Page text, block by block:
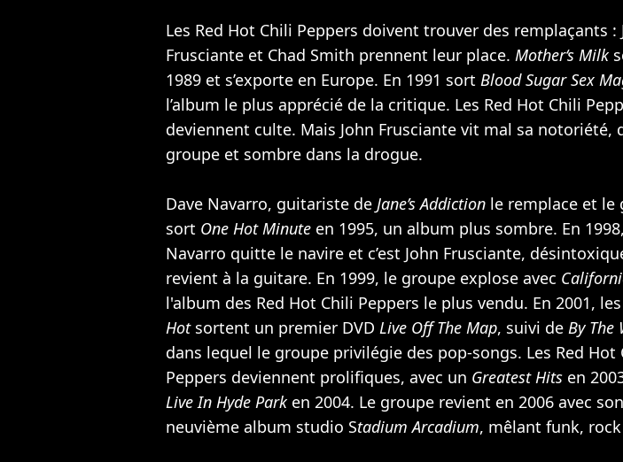
Les Red Hot Chili Peppers doivent trouver des remplaçants :
Frusciante et Chad Smith prennent leur place. Mother‘s Milk
1989 et s’exporte en Europe. En 1991 sort Blood Sugar Sex
l’album le plus apprécié de la critique. Les Red Hot Chili
deviennent culte. Mais John Frusciante vit mal sa notoriété,
groupe et sombre dans la drogue.
Dave Navarro, guitariste de Jane’s Addiction le remplace et le
sort One Hot Minute en 1995, un album plus sombre. En
Navarro quitte le navire et c’est John Frusciante,
revient à la guitare. En 1999, le groupe explose avec
l'album des Red Hot Chili Peppers le plus vendu. En 2001, les
Hot sortent un premier DVD Live Off The Map, suivi de By The
dans lequel le groupe privilégie des pop-songs. Les Red Hot
Peppers deviennent prolifiques, avec un Greatest Hits en
Live In Hyde Park en 2004. Le groupe revient en 2006 avec son
neuvième album studio Stadium Arcadium, mêlant funk,